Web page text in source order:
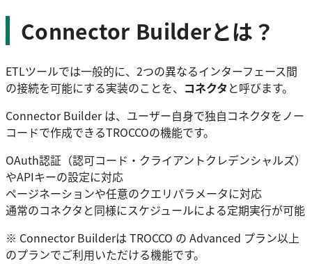
Connector Builderとは？
ETLツールでは一般的に、2つの異なるインターフェース間
の接続を可能にする実装のことを、 コネクタ と呼びます。
Connector Builder は、ユーザー自身で独自コネクタをノー
コードで作成できるTROCCOの機能です。
OAuth認証（認可コード・クライアントクレデンシャルズ）
やAPIキーの設定に対応
ページネーションや任意のクエリパラメータに対応
通常のコネクタと同様にスケジュールによる定期実行が可能
※ Connector Builderは TROCCO の Advanced プラン以上
のプランでご利用いただける機能です。